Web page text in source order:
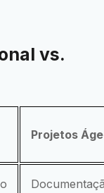
vs.
Projetos